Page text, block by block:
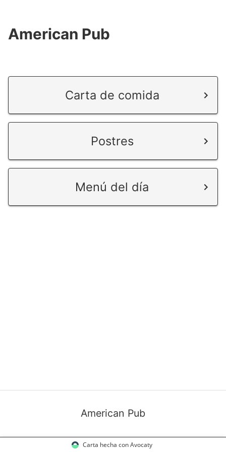
American Pub
Carta de comida
Postres
Menú del día
American Pub
Carta hecha con Avocaty